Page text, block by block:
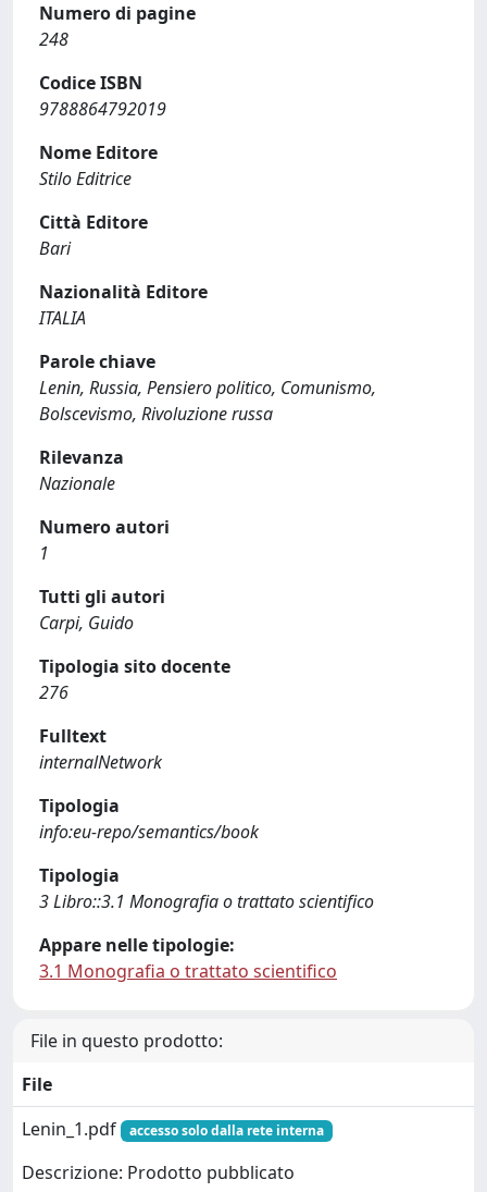
Numero di pagine
248
Codice ISBN
9788864792019
Nome Editore
Stilo Editrice
Città Editore
Bari
Nazionalità Editore
ITALIA
Parole chiave
Lenin, Russia, Pensiero politico, Comunismo,
Bolscevismo, Rivoluzione russa
Rilevanza
Nazionale
Numero autori
1
Tutti gli autori
Carpi, Guido
Tipologia sito docente
276
Fulltext
internalNetwork
Tipologia
info:eu-repo/semantics/book
Tipologia
3 Libro::3.1 Monografia o trattato scientifico
Appare nelle tipologie:
3.1 Monografia o trattato scientifico
File in questo prodotto:
File
Lenin_1.pdf
accesso solo dalla rete interna
Descrizione: Prodotto pubblicato